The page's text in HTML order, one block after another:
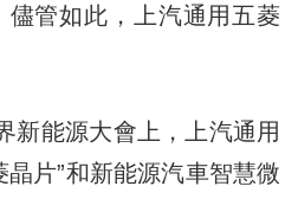
儘管如此，上汽通用五菱
能源大會上，上汽通用
晶片”和新能源汽車智慧微